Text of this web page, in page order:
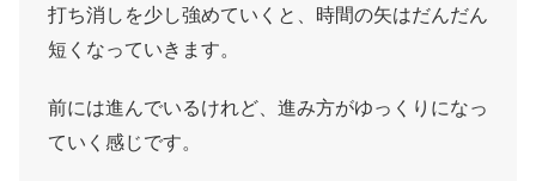
打ち消しを少し強めていくと、時間の矢はだんだん
短くなっていきます。
前には進んでいるけれど、進み方がゆっくりになっ
ていく感じです。